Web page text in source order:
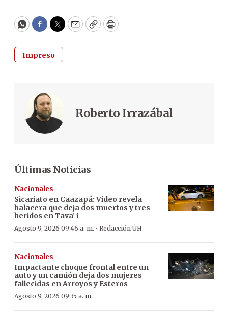
WhatsApp
Facebook
Twitter
EmailCopyPrint
Impreso
Roberto Irrazábal
Últimas Noticias
Nacionales
Sicariato en Caazapá: Video revela
balacera que deja dos muertos y tres
heridos en Tava’ i
Agosto 9, 2026 09:46 a. m. · Redacción ÚH
Nacionales
Impactante choque frontal entre un
auto y un camión deja dos mujeres
fallecidas en Arroyos y Esteros
Agosto 9, 2026 09:35 a. m.